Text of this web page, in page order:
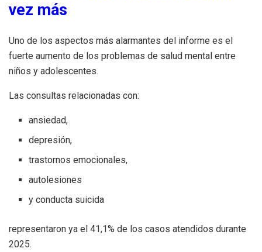
vez más
Uno de los aspectos más alarmantes del informe es el
fuerte aumento de los problemas de salud mental entre
niños y adolescentes.
Las consultas relacionadas con:
ansiedad,
depresión,
trastornos emocionales,
autolesiones
y conducta suicida
representaron ya el 41,1% de los casos atendidos durante
2025.